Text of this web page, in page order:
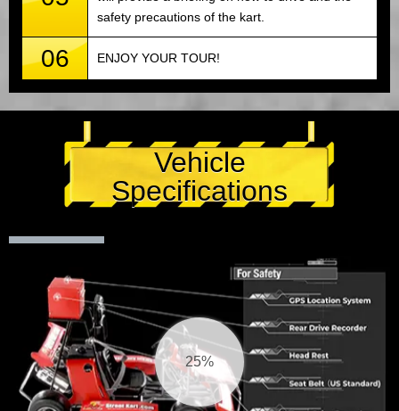
safety precautions of the kart.
06 ENJOY YOUR TOUR!
Vehicle
Specifications
26%